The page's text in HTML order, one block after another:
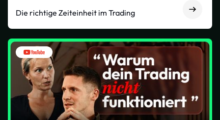
Die richtige Zeiteinheit im Trading